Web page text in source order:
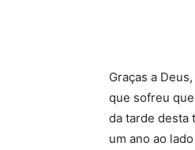
Graças a
que sofreu
da tarde desta
um ano ao